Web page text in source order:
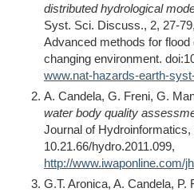
distributed hydrological
Syst. Sci. Discuss., 2, 27-
Advanced methods for
changing environment.
www.nat-hazards-earth-
A. Candela, G. Freni, G.
water body quality
Journal of Hydroinformatics,
10.21.66/hydro.2011.099,
http://www.iwaponline.com/
G.T. Aronica, A. Candela, P.